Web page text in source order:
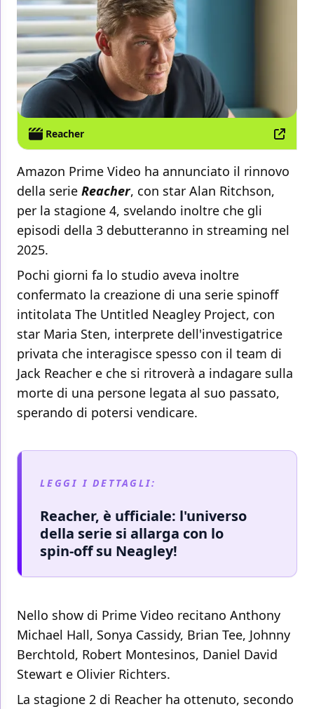
Reacher
Amazon Prime Video ha annunciato il rinnovo
della serie Reacher, con star Alan Ritchson,
per la stagione 4, svelando inoltre che gli
episodi della 3 debutteranno in streaming nel
2025.
Pochi giorni fa lo studio aveva inoltre
confermato la creazione di una serie spinoff
intitolata The Untitled Neagley Project, con
star Maria Sten, interprete dell'investigatrice
privata che interagisce spesso con il team di
Jack Reacher e che si ritroverà a indagare sulla
morte di una persone legata al suo passato,
sperando di potersi vendicare.
LEGGI I DETTAGLI:
Reacher, è ufficiale: l'universo
della serie si allarga con lo
spin-off su Neagley!
Nello show di Prime Video recitano Anthony
Michael Hall, Sonya Cassidy, Brian Tee, Johnny
Berchtold, Robert Montesinos, Daniel David
Stewart e Olivier Richters.
La stagione 2 di Reacher ha ottenuto, secondo